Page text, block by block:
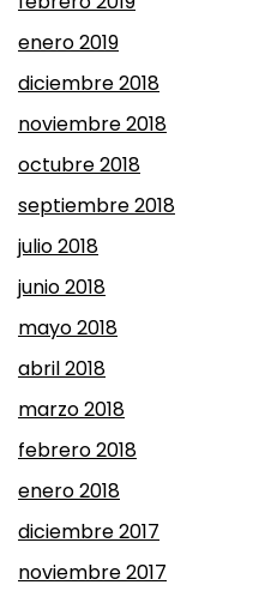
enero 2019
diciembre 2018
noviembre 2018
octubre 2018
septiembre 2018
julio 2018
junio 2018
mayo 2018
abril 2018
marzo 2018
febrero 2018
enero 2018
diciembre 2017
noviembre 2017